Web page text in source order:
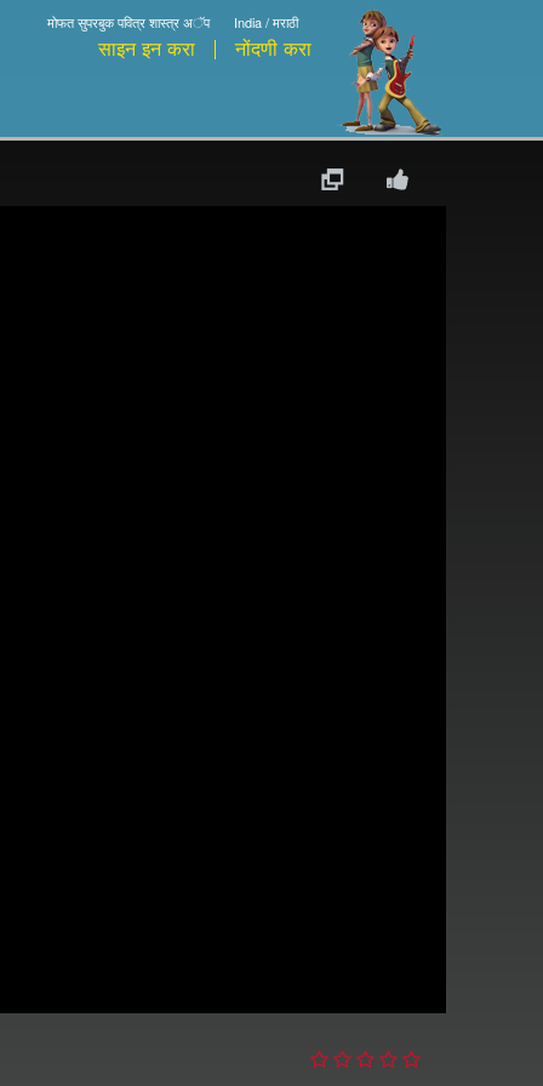
India / मराठी
मोफत सुपरबुक पवित्र शास्त्र अॅप
साइन इन करा नोंदणी करा